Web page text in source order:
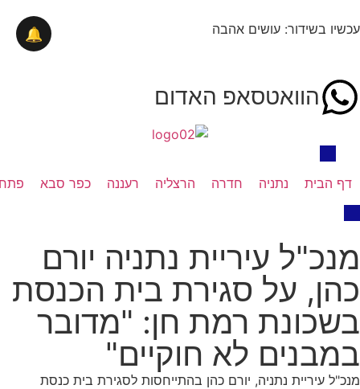
עכשיו בשידור: עושים אהבה
הוואטסאפ האדום
דף הבית נתניה חדרה הרצליה רעננה כפר סבא
מנכ"ל עיריית נתניה יורם
כהן, על סגירת בית הכנסת
בשכונת רמת חן: "מדובר
במבנים לא חוקיים"
מנכ"ל עיריית נתניה, יורם כהן בהתייחסות לסגירת בית כנסת
🔔